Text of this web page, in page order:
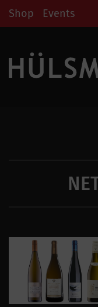
Shop Events